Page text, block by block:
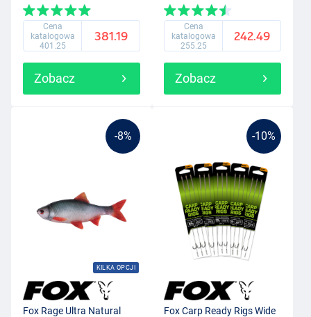
Cena
katalogowa
401.25
381.19
Zobacz
Cena
katalogowa
255.25
242.49
Zobacz
-8%
KILKA OPCJI
Fox Rage Ultra Natural
-10%
Fox Carp Ready Rigs Wide